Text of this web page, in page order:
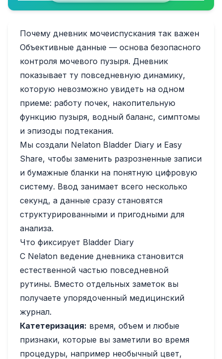
Почему дневник мочеиспускания так важен
Объективные данные — основа безопасного
контроля мочевого пузыря. Дневник
показывает ту повседневную динамику,
которую невозможно увидеть на одном
приеме: работу почек, накопительную
функцию пузыря, водный баланс, симптомы
и эпизоды подтекания.
Мы создали Nelaton Bladder Diary и Easy
Share, чтобы заменить разрозненные записи
и бумажные бланки на понятную цифровую
систему. Ввод занимает всего несколько
секунд, а данные сразу становятся
структурированными и пригодными для
анализа.
Что фиксирует Bladder Diary
С Nelaton ведение дневника становится
естественной частью повседневной
рутины. Вместо отдельных заметок вы
получаете упорядоченный медицинский
журнал.
Катетеризация: время, объем и любые
признаки, которые вы заметили во время
процедуры, например необычный цвет,